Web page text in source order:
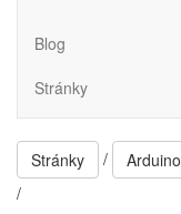
Blog
Stránky
Stránky / Arduino
/